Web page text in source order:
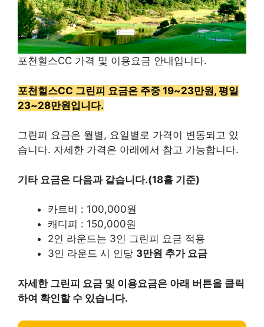
포천힐스CC 가격 및 이용요금 안내입니다.
포천힐스CC 그린피 요금은 주중 19~23만원, 평일
23~28만원입니다.
그린피 요금은 월별, 요일별로 가격이 변동되고 있
습니다. 자세한 가격은 아래에서 참고 가능합니다.
기타 요금은 다음과 같습니다.(18홀 기준)
카트비 : 100,000원
캐디피 : 150,000원
2인 라운드는 3인 그린피 요금 적용
3인 라운드 시 인당 3만원 추가 요금
자세한 그린피 요금 및 이용요금은 아래 버튼을 클릭
하여 확인할 수 있습니다.